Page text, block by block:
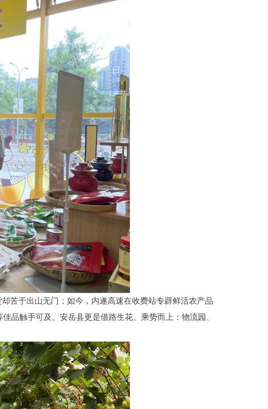
苦于出山无门；如今，内遂高速在收费站专辟鲜活农产品
品触手可及。安岳县更是借路生花、乘势而上：物流园、